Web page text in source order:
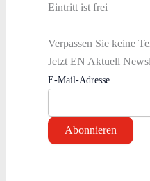
Eintritt ist frei
Verpassen Sie keine
Jetzt EN Aktuell
E-Mail-Adresse